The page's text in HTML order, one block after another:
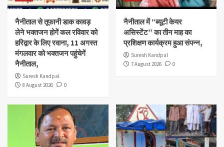
नैनीताल से तूफानी डाक कावड़
लेने भक्तजन होगें कल रविवार को
हरिद्वार के लिए रवाना, 11 अगस्त
मंगलवार को भक्तजन पहुंचेगें
नैनीताल,
Suresh Kandpal
8 August 2026
0
नैनीताल में “ब्यूटी केयर
असिस्टेंट” का तीन माह का
प्रशिक्षण कार्यक्रम हुआ संपन्न,
Suresh Kandpal
7 August 2026
0